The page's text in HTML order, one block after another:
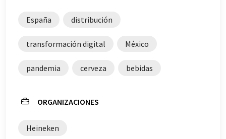
España distribución
transformación digital México
pandemia cerveza bebidas
ORGANIZACIONES
Heineken